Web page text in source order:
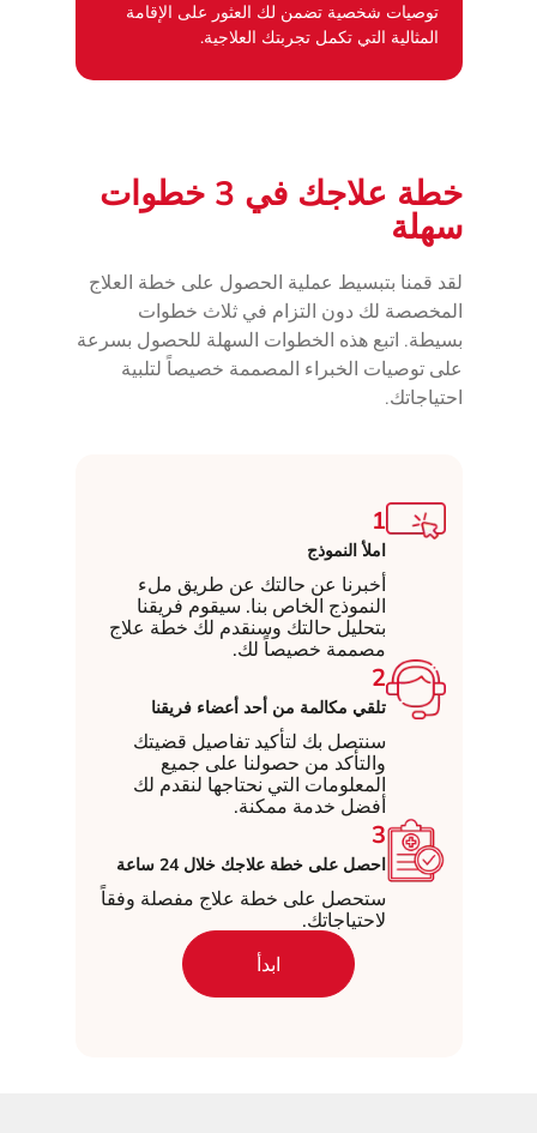
توصيات شخصية تضمن لك العثور على الإقامة
المثالية التي تكمل تجربتك العلاجية.
خطة علاجك في 3 خطوات
سهلة
لقد قمنا بتبسيط عملية الحصول على خطة العلاج
المخصصة لك دون التزام في ثلاث خطوات
بسيطة. اتبع هذه الخطوات السهلة للحصول بسرعة
على توصيات الخبراء المصممة خصيصاً لتلبية
احتياجاتك.
1
املأ النموذج
أخبرنا عن حالتك عن طريق ملء
النموذج الخاص بنا. سيقوم فريقنا
بتحليل حالتك وسنقدم لك خطة علاج
مصممة خصيصاً لك.
2
تلقي مكالمة من أحد أعضاء فريقنا
سنتصل بك لتأكيد تفاصيل قضيتك
والتأكد من حصولنا على جميع
المعلومات التي نحتاجها لنقدم لك
أفضل خدمة ممكنة.
3
احصل على خطة علاجك خلال 24 ساعة
ستحصل على خطة علاج مفصلة وفقاً
لاحتياجاتك.
ابدأ